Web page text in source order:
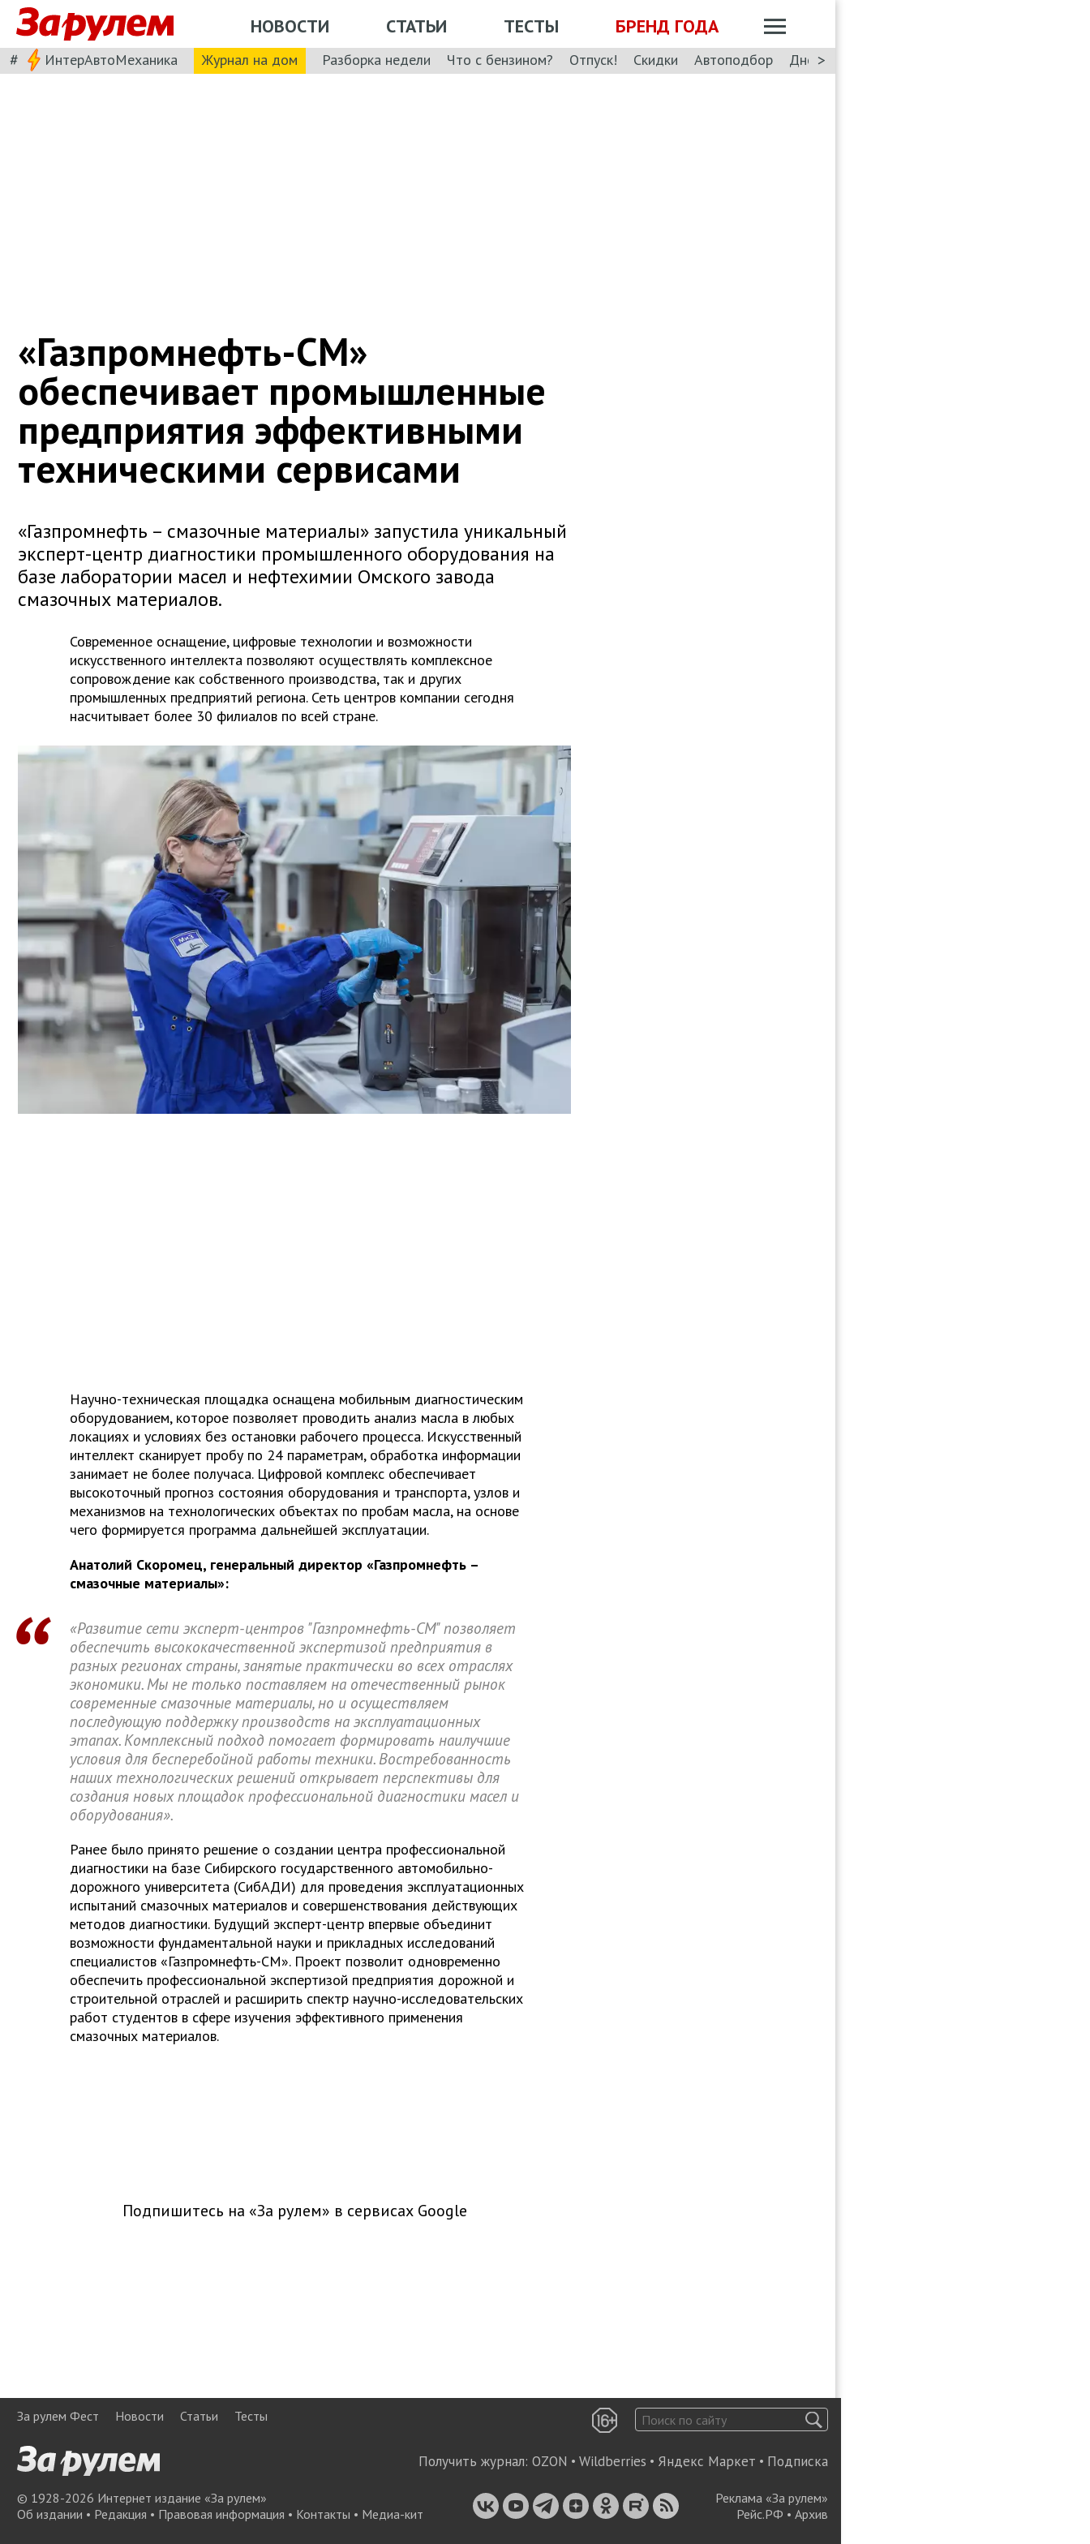
НОВОСТИ СТАТЬИ ТЕСТЫ БРЕНД ГОДА
# ИнтерАвтоМеханика Журнал на дом Разборка недели Что с бензином? Отпуск! Скидки Автоподбор Дневник: Лада Искра
>
«Газпромнефть-СМ»
обеспечивает промышленные
предприятия эффективными
техническими сервисами
«Газпромнефть – смазочные материалы» запустила уникальный
эксперт-центр диагностики промышленного оборудования на
базе лаборатории масел и нефтехимии Омского завода
смазочных материалов.
Современное оснащение, цифровые технологии и возможности
искусственного интеллекта позволяют осуществлять комплексное
сопровождение как собственного производства, так и других
промышленных предприятий региона. Сеть центров компании сегодня
насчитывает более 30 филиалов по всей стране.
Научно-техническая площадка оснащена мобильным диагностическим
оборудованием, которое позволяет проводить анализ масла в любых
локациях и условиях без остановки рабочего процесса. Искусственный
интеллект сканирует пробу по 24 параметрам, обработка информации
занимает не более получаса. Цифровой комплекс обеспечивает
высокоточный прогноз состояния оборудования и транспорта, узлов и
механизмов на технологических объектах по пробам масла, на основе
чего формируется программа дальнейшей эксплуатации.
Анатолий Скоромец, генеральный директор «Газпромнефть –
смазочные материалы»:
«Развитие сети эксперт-центров "Газпромнефть-СМ" позволяет
обеспечить высококачественной экспертизой предприятия в
разных регионах страны, занятые практически во всех отраслях
экономики. Мы не только поставляем на отечественный рынок
современные смазочные материалы, но и осуществляем
последующую поддержку производств на эксплуатационных
этапах. Комплексный подход помогает формировать наилучшие
условия для бесперебойной работы техники. Востребованность
наших технологических решений открывает перспективы для
создания новых площадок профессиональной диагностики масел и
оборудования».
Ранее было принято решение о создании центра профессиональной
диагностики на базе Сибирского государственного автомобильно-
дорожного университета (СибАДИ) для проведения эксплуатационных
испытаний смазочных материалов и совершенствования действующих
методов диагностики. Будущий эксперт-центр впервые объединит
возможности фундаментальной науки и прикладных исследований
специалистов «Газпромнефть-СМ». Проект позволит одновременно
обеспечить профессиональной экспертизой предприятия дорожной и
строительной отраслей и расширить спектр научно-исследовательских
работ студентов в сфере изучения эффективного применения
смазочных материалов.
Подпишитесь на «За рулем» в сервисах Google
За рулем Фест Новости Статьи Тесты
Получить журнал: OZON • Wildberries • Яндекс Маркет • Подписка
© 1928-2026 Интернет издание «За рулем»
Об издании • Редакция • Правовая информация • Контакты • Медиа-кит
Реклама «За рулем»
Рейс.РФ • Архив